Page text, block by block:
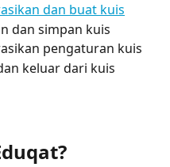
dan buat kuis
dan simpan kuis
pengaturan kuis
keluar dari kuis